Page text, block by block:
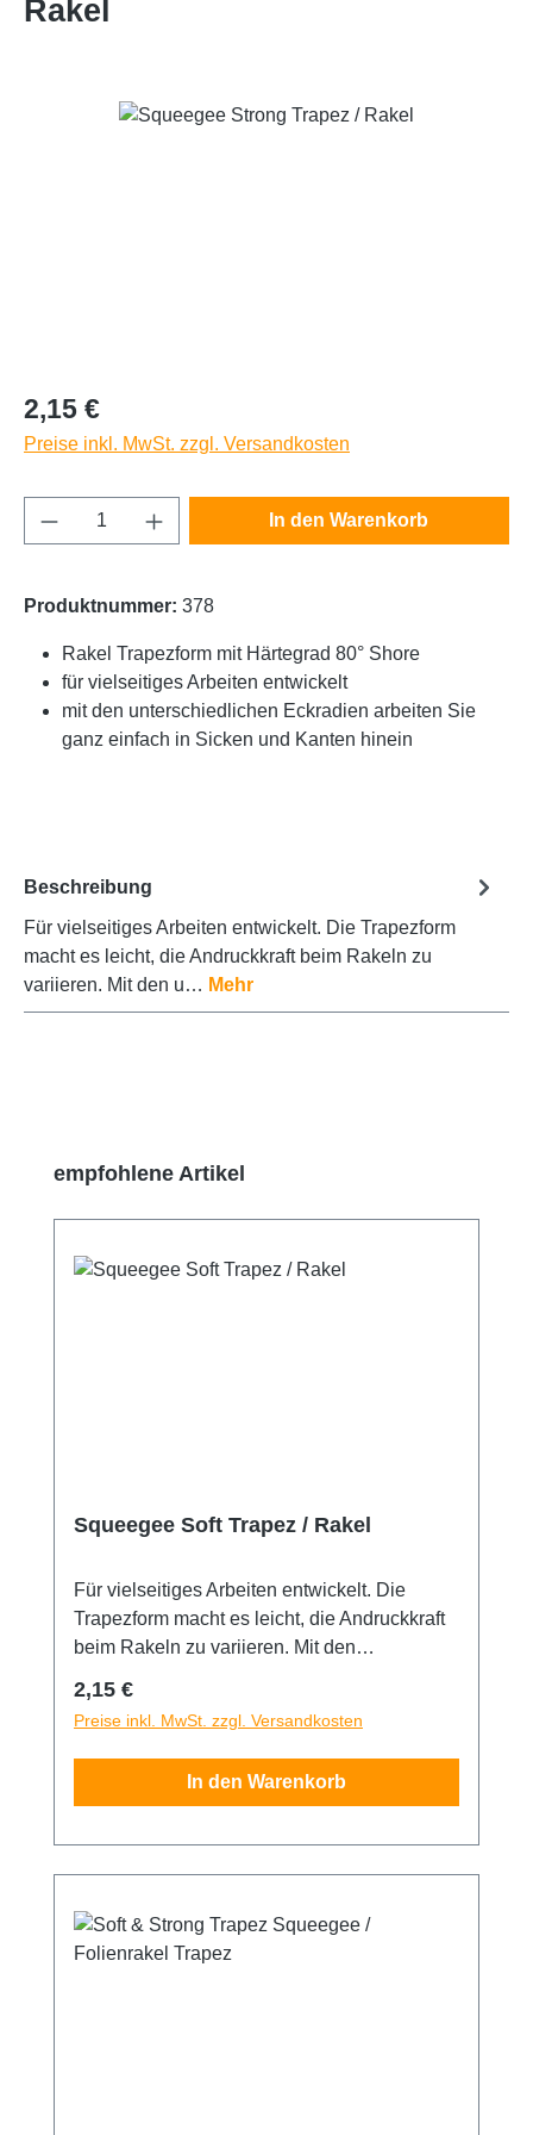
Rakel
Bildergalerie überspringen
Regulärer Preis:
2,15 €
Preise inkl. MwSt. zzgl. Versandkosten
Produkt Anzahl: Gib den gewünschten
In den Warenkorb
Produktnummer: 378
Rakel Trapezform mit Härtegrad 80° Shore
für vielseitiges Arbeiten entwickelt
mit den unterschiedlichen Eckradien arbeiten Sie
ganz einfach in Sicken und Kanten hinein
Beschreibung
Für vielseitiges Arbeiten entwickelt. Die Trapezform
macht es leicht, die Andruckkraft beim Rakeln zu
variieren. Mit den u… Mehr
Produktgalerie überspringen
empfohlene Artikel
Squeegee Soft Trapez / Rakel
Für vielseitiges Arbeiten entwickelt. Die
Trapezform macht es leicht, die Andruckkraft
beim Rakeln zu variieren. Mit den
ganz einfach in Sicken und Kanten hinein.
Mittlerer Härtegrad 65° Shore.
Qualitätswerkzeug aus deutscher Produktion.
Regulärer Preis:
2,15 €
Preise inkl. MwSt. zzgl. Versandkosten
In den Warenkorb